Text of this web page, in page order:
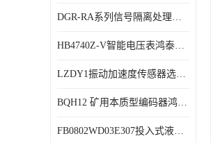
DGR-RA系列信号隔离处理器鸿泰产品技术规格
HB4740Z-V智能电压表鸿泰产品外形美观大方
LZDY1振动加速度传感器选型资料
BQH12 矿用本质型编码器鸿泰产品实物展示
FB0802WD03E307投入式液位计鸿泰产品选型参数